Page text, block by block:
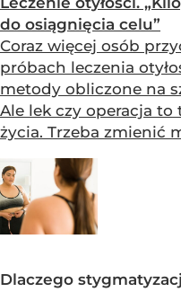
do osiągnięcia celu”
Coraz więcej osób
próbach leczenia
metody obliczone na
Ale lek czy operacja
życia. Trzeba zmienić
Dlaczego